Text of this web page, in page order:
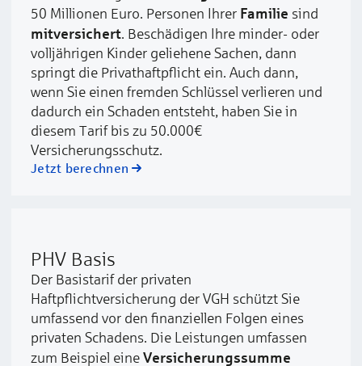
50 Millionen Euro. Personen Ihrer Familie sind
mitversichert. Beschädigen Ihre minder- oder
volljährigen Kinder geliehene Sachen, dann
springt die Privathaftpflicht ein. Auch dann,
wenn Sie einen fremden Schlüssel verlieren und
dadurch ein Schaden entsteht, haben Sie in
diesem Tarif bis zu 50.000€
Versicherungsschutz.
Jetzt berechnen
PHV Basis
Der Basistarif der privaten
Haftpflichtversicherung der VGH schützt Sie
umfassend vor den finanziellen Folgen eines
privaten Schadens. Die Leistungen umfassen
zum Beispiel eineVersicherungssumme